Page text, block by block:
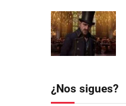
¿Nos sigues?